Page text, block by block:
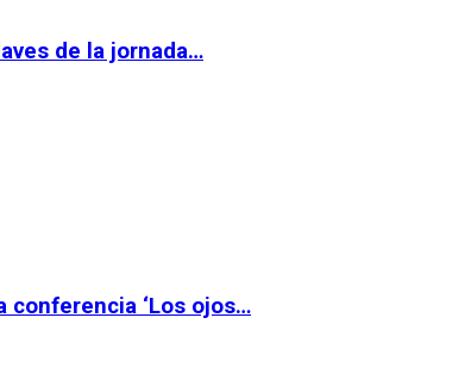
de la jornada…
conferencia ‘Los ojos…